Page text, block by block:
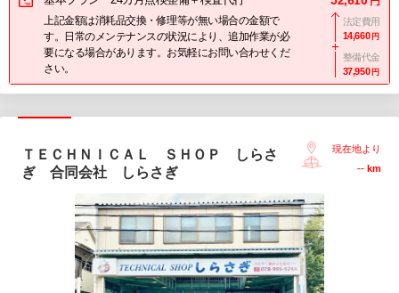
上記金額は消耗品交換・修理等が無い場合の金額で
す。日常のメンテナンスの状況により、追加作業が必
要になる場合があります。お気軽にお問い合わせくだ
さい。
法定費用
14,660 円
整備代金
37,950 円
ＴＥＣＨＮＩＣＡＬ ＳＨＯＰ しらさ
ぎ 合同会社 しらさぎ
現在地より
-- km